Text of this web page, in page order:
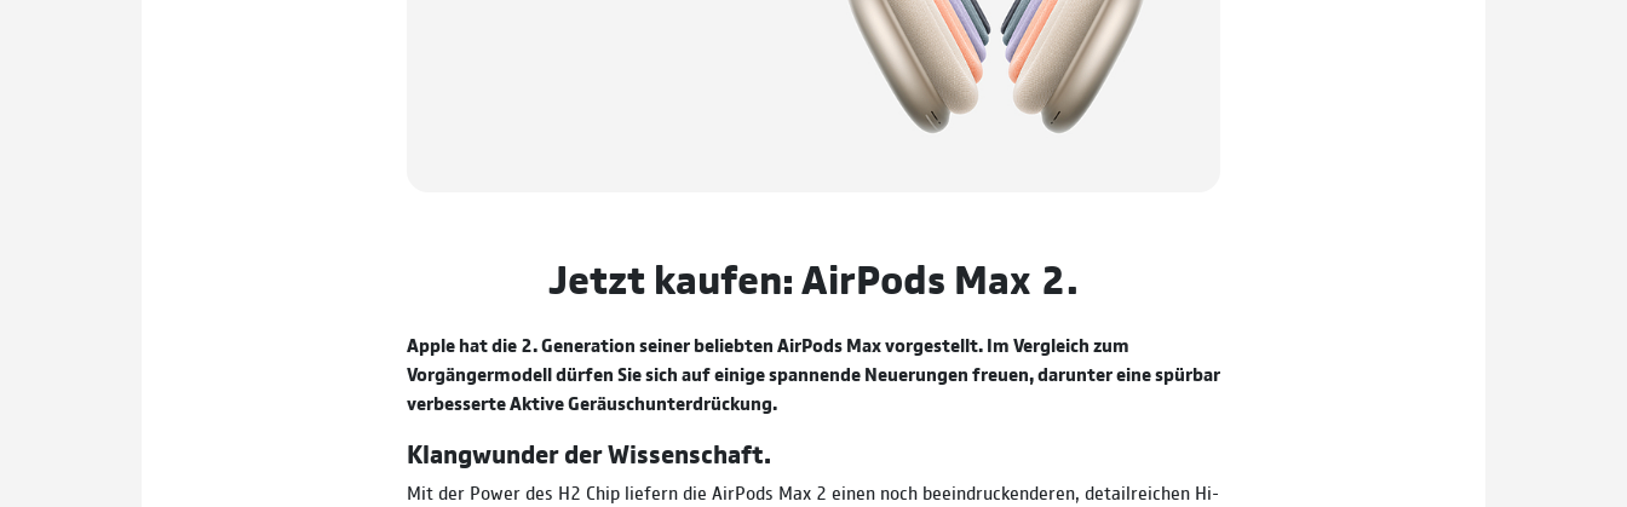
Jetzt kaufen: AirPods Max 2.
Apple hat die 2. Generation seiner beliebten AirPods Max vorgestellt. Im Vergleich zum
Vorgängermodell dürfen Sie sich auf einige spannende Neuerungen freuen, darunter eine spürbar
verbesserte Aktive Geräuschunterdrückung.
Klangwunder der Wissenschaft.
Mit der Power des H2 Chip liefern die AirPods Max 2 einen noch beeindruckenderen, detailreichen Hi-